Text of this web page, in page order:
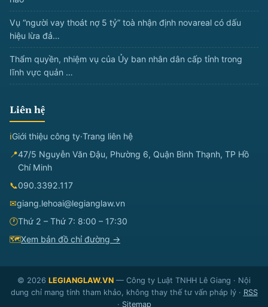
Vụ “người vay thoát nợ 5 tỷ” toà nhận định novareal có dấu
hiệu lừa đả…
Thẩm quyền, nhiệm vụ của Ủy ban nhân dân cấp tỉnh trong
lĩnh vực quản …
Liên hệ
ℹGiới thiệu công ty·Trang liên hệ
📍47/5 Nguyễn Văn Đậu, Phường 6, Quận Bình Thạnh, TP Hồ
Chí Minh
📞090.3392.117
✉giang.lehoai@legianglaw.vn
🕐Thứ 2 – Thứ 7: 8:00 – 17:30
🗺Xem bản đồ chỉ đường →
© 2026 LEGIANGLAW.VN — Công ty Luật TNHH Lê Giang · Nội
dung chỉ mang tính tham khảo, không thay thế tư vấn pháp lý · RSS
· Sitemap